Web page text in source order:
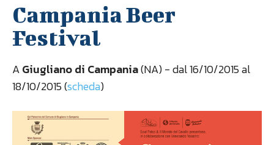
Campania Beer
Festival
AGiugliano di Campania(NA) - dal 16/10/2015 al
18/10/2015 (scheda)